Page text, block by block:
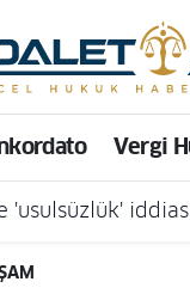
Vergi
iddiası: İdari
Durumu ve